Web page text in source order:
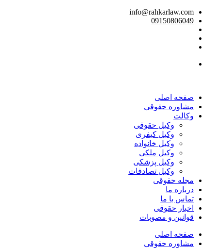
info@rahkarlaw.com
09150806049
صفحه اصلی
مشاوره حقوقی
وکالت
وکیل حقوقی
وکیل کیفری
وکیل خانواده
وکیل ملکی
وکیل پزشکی
وکیل تصادفات
مجله حقوقی
درباره ما
تماس با ما
اخبار حقوقی
قوانین و مصوبات
صفحه اصلی
مشاوره حقوقی